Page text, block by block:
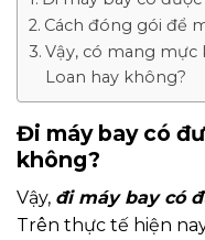
Cách đóng gói để
Vậy, có mang mực
Loan hay không?
Đi máy bay có
không?
Vậy, đi máy bay có
Trên thực tế hiện